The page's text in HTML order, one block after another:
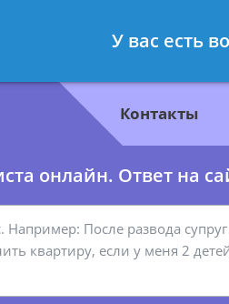
- Юрист по гражданскому
Контакты
онлайн. Ответ на
У вас есть